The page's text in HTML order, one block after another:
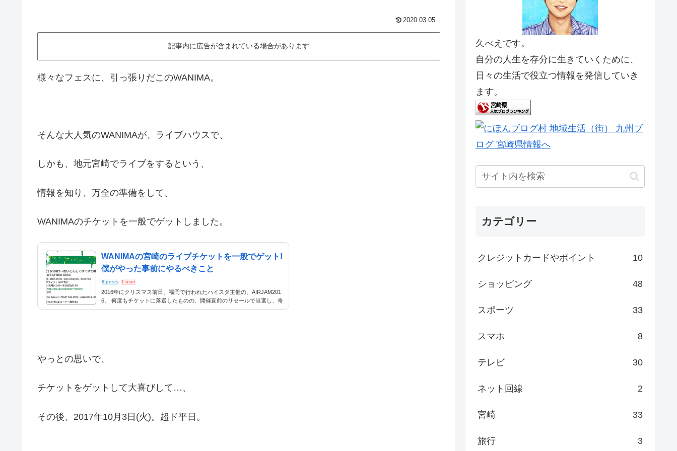
2020.03.05
記事内に広告が含まれている場合があります
様々なフェスに、引っ張りだこのWANIMA。
そんな大人気のWANIMAが、ライブハウスで、
しかも、地元宮崎でライブをするという、
情報を知り、万全の準備をして、
WANIMAのチケットを一般でゲットしました。
WANIMAの宮崎のライブチケットを一般でゲット!
僕がやった事前にやるべきこと
8 posts 1 user
2016年にクリスマス前日、福岡で行われたハイスタ主催の、AIRJAM201
6。 何度もチケットに落選したものの、開催直前のリセールで当選し、奇
跡的に伝説のフェスである、AIRJAMに参加することができました。 当日
やっとの思いで、
チケットをゲットして大喜びして…、
その後、2017年10月3日(火)。超ド平日。
久べえです。
自分の人生を存分に生きていくために、
日々の生活で役立つ情報を発信していき
ます。
カテゴリー
クレジットカードやポイント 10
ショッピング 48
スポーツ 33
スマホ 8
テレビ 30
ネット回線 2
宮崎 33
旅行 3